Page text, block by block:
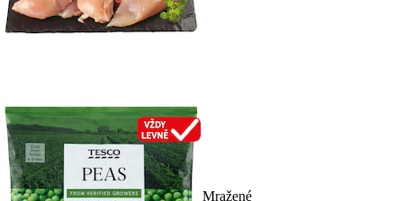
Mražené